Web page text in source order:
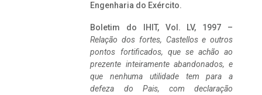
Engenharia do Exército.
Boletim do IHIT, Vol. LV, 1997 –
Relação dos fortes, Castellos e outros
pontos fortificados, que se achão ao
prezente inteiramente abandonados, e
que nenhuma utilidade tem para a
defeza do Pais, com declaração